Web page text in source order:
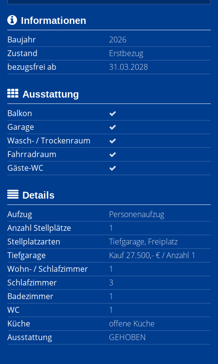
Informationen
Baujahr
2026
Zustand
Erstbezug
bezugsfrei ab
31.03.2028
Ausstattung
Balkon
Garage
Wasch- / Trockenraum
Fahrradraum
Gäste-WC
Details
Aufzug
Personenaufzug
Anzahl Stellplätze
1
Stellplatzarten
Tiefgarage, Freiplatz
Tiefgarage
Kauf 27.500,- € / Anzahl 1
Wohn- / Schlafzimmer
1
Schlafzimmer
3
Badezimmer
1
WC
1
Küche
offene Küche
Ausstattung
GEHOBEN